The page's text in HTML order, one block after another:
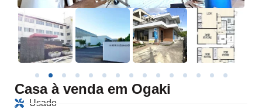
Casa à venda em Ogaki
Usado